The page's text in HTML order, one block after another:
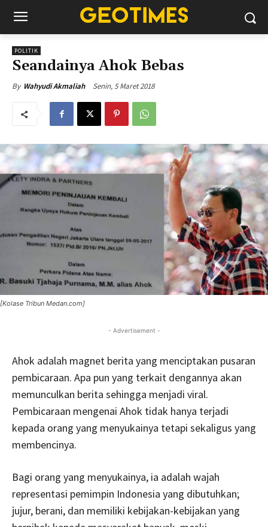
POLITIK
Seandainya Ahok Bebas
By Wahyudi Akmaliah Senin, 5 Maret 2018
[Kolase Tribun Medan.com]
- Advertisement -
Ahok adalah magnet berita yang menciptakan pusaran
pembicaraan. Apa pun yang terkait dengannya akan
memunculkan berita sehingga menjadi viral.
Pembicaraan mengenai Ahok tidak hanya terjadi
kepada orang yang menyukainya tetapi sekaligus yang
membencinya.
Bagi orang yang menyukainya, ia adalah wajah
representasi pemimpin Indonesia yang dibutuhkan;
jujur, berani, dan memiliki kebijakan-kebijakan yang